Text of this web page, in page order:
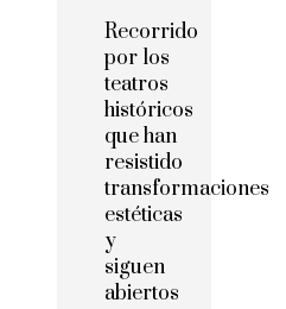
Recorrido
por los
teatros
históricos
que han
resistido
transformaciones
estéticas
y
siguen
abiertos